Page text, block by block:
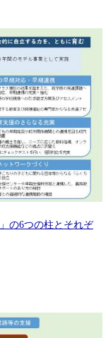
の6つの柱とそれぞ